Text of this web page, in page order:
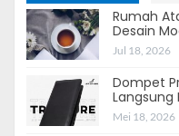
Rumah
Desain
Jul 18, 2026
Dompet
Langsung
Mei 18, 2026